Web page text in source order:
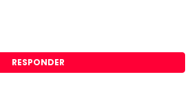
RESPONDER